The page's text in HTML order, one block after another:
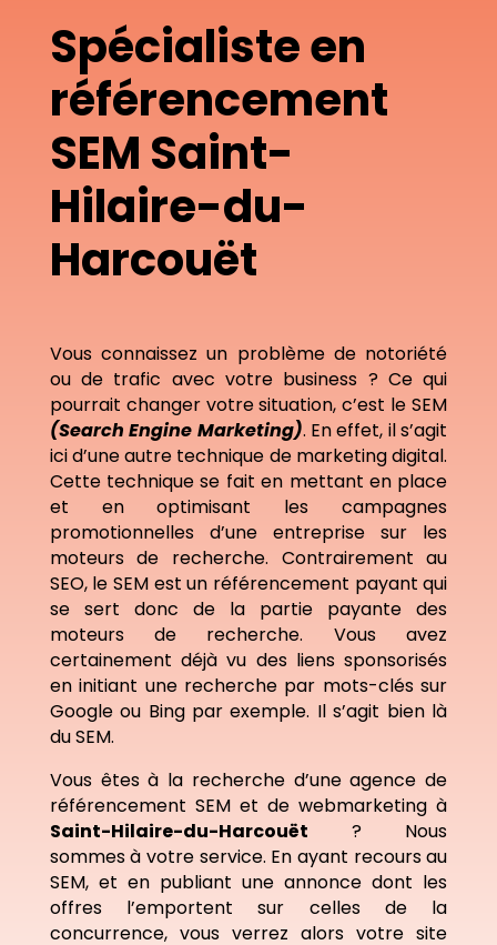
Spécialiste en
référencement
SEM Saint-
Hilaire-du-
Harcouët
Vous connaissez un problème de notoriété
ou de trafic avec votre business ? Ce qui
pourrait changer votre situation, c’est le SEM
(Search Engine Marketing). En effet, il s’agit
ici d’une autre technique de marketing digital.
Cette technique se fait en mettant en place
et en optimisant les campagnes
promotionnelles d’une entreprise sur les
moteurs de recherche. Contrairement au
SEO, le SEM est un référencement payant qui
se sert donc de la partie payante des
moteurs de recherche. Vous avez
certainement déjà vu des liens sponsorisés
en initiant une recherche par mots-clés sur
Google ou Bing par exemple. Il s’agit bien là
du SEM.
Vous êtes à la recherche d’une agence de
référencement SEM et de webmarketing à
Saint-Hilaire-du-Harcouët ? Nous
sommes à votre service. En ayant recours au
SEM, et en publiant une annonce dont les
offres l’emportent sur celles de la
concurrence, vous verrez alors votre site